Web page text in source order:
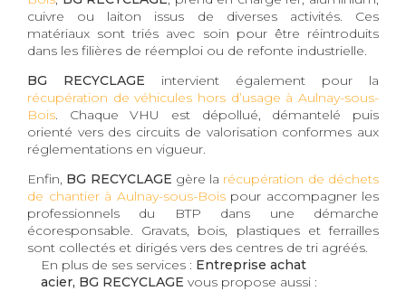
cuivre ou laiton issus de diverses activités. Ces
matériaux sont triés avec soin pour être réintroduits
dans les filières de réemploi ou de refonte industrielle.
BG RECYCLAGE intervient également pour la
récupération de véhicules hors d’usage à Aulnay-sous-
Bois. Chaque VHU est dépollué, démantelé puis
orienté vers des circuits de valorisation conformes aux
réglementations en vigueur.
Enfin, BG RECYCLAGE gère la récupération de déchets
de chantier à Aulnay-sous-Boispour accompagner les
professionnels du BTP dans une démarche
écoresponsable. Gravats, bois, plastiques et ferrailles
sont collectés et dirigés vers des centres de tri agréés.
En plus de ses services : Entreprise achat
acier, BG RECYCLAGE vous propose aussi :